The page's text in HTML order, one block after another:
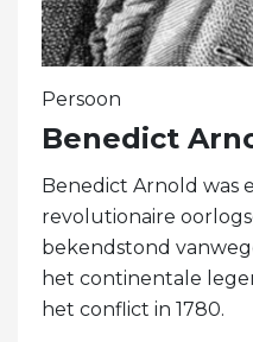
Persoon
Benedict
Benedict Arnold was
revolutionaire
bekendstond
het continentale
het conflict in 1780.